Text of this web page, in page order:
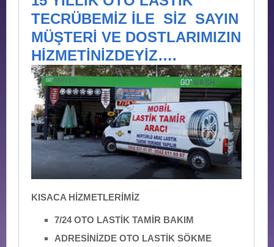
TECRÜBEMİZ İLE SİZ SAYIN
MÜŞTERİ VE DOSTLARIMIZIN
HİZMETİNİZDEYİZ….
KISACA HİZMETLERİMİZ
7/24 OTO LASTİK TAMİR BAKIM
ADRESİNİZDE OTO LASTİK SÖKME